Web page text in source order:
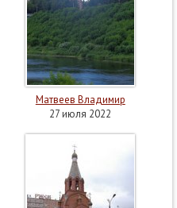
Матвеев Владимир
27 июля 2022